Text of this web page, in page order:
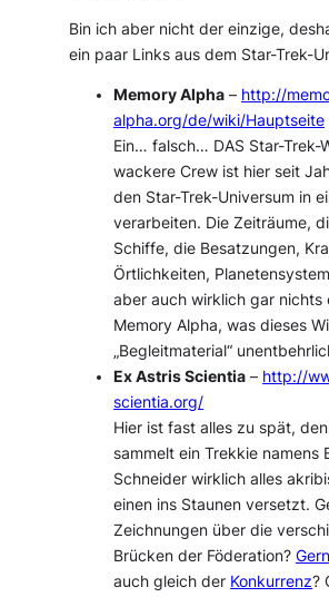
Bin ich aber nicht der einzige,
ein paar Links aus dem Star-Trek-
Memory Alpha – http://
alpha.org/de/wiki/Hauptseite
Ein… falsch… DAS Star-Trek-
wackere Crew ist hier seit
den Star-Trek-Universum in
verarbeiten. Die Zeiträume,
Schiffe, die Besatzungen,
Örtlichkeiten,
aber auch wirklich gar nichts
Memory Alpha, was dieses
„Begleitmaterial“
Ex Astris Scientia – http://
scientia.org/
Hier ist fast alles zu spät,
sammelt ein Trekkie namens
Schneider wirklich alles
einen ins Staunen versetzt.
Zeichnungen über die
Brücken der Föderation?
auch gleich der Konkurrenz?